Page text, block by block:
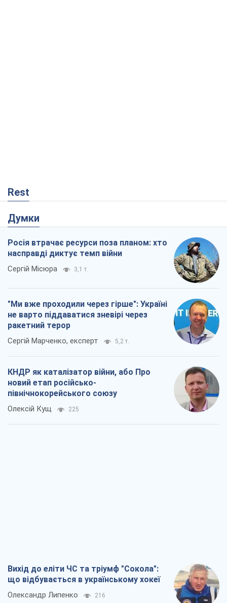
Rest
Думки
Росія втрачає ресурси поза планом: хто
насправді диктує темп війни
Сергій Місюра 3,1 т.
"Ми вже проходили через гірше": Україні
не варто піддаватися зневірі через
ракетний терор
Сергій Марченко, експерт 5,2 т.
КНДР як каталізатор війни, або Про
новий етап російсько-
північнокорейського союзу
Олексій Кущ 225
Вихід до еліти ЧС та тріумф "Сокола":
що відбувається в українському хокеї
Олександр Липенко 216